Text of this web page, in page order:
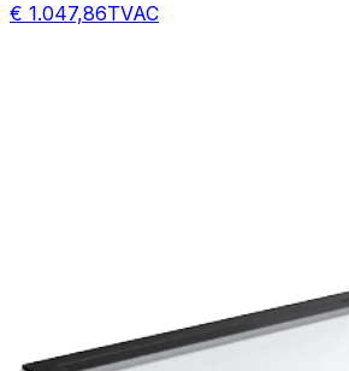
€ 1.047,86TVAC